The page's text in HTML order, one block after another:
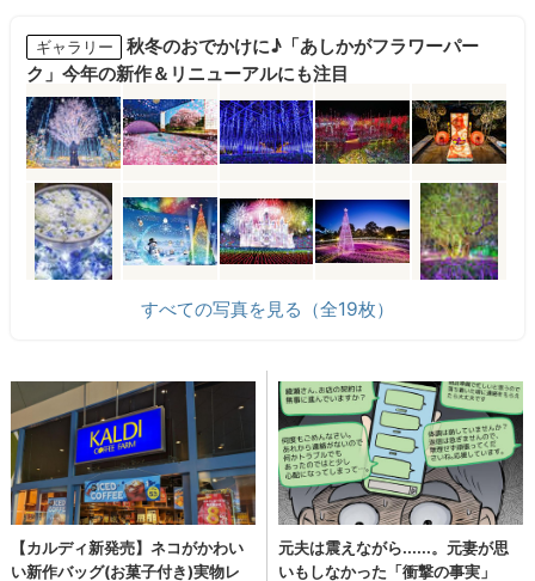
ギャラリー
秋冬のおでかけに♪「あしかがフラワーパー
ク」今年の新作＆リニューアルにも注目
すべての写真を見る（全19枚）